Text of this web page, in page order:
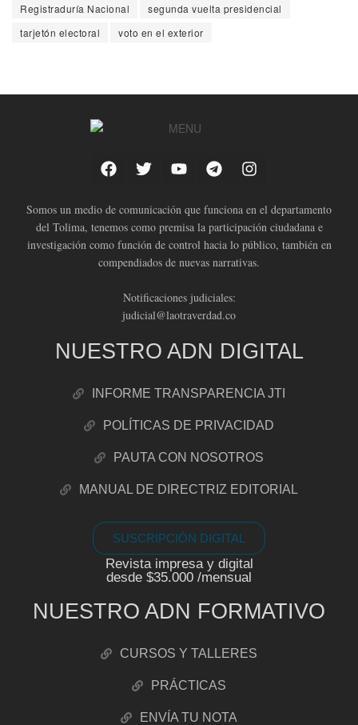
Registraduría Nacional
segunda vuelta presidencial
tarjetón electoral
voto en el exterior
Somos un medio de comunicación que funciona en el departamento
del Tolima, tenemos como premisa la participación ciudadana e
investigación como función de control hacia lo público, también en
compendiados de nuevas narrativas.
Notificaciones judiciales:
judicial@laotraverdad.co
NUESTRO ADN DIGITAL
INFORME TRANSPARENCIA JTI
POLÍTICAS DE PRIVACIDAD
PAUTA CON NOSOTROS
MANUAL DE DIRECTRIZ EDITORIAL
SUSCRIPCIÓN DIGITAL
Revista impresa y digital
desde $35.000 /mensual
NUESTRO ADN FORMATIVO
CURSOS Y TALLERES
PRÁCTICAS
ENVÍA TU NOTA